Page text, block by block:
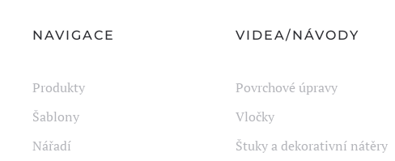
NAVIGACE
Produkty
Šablony
Nářadí
VIDEA/NÁVODY
Povrchové úpravy
Vločky
Štuky a dekorativní nátěry